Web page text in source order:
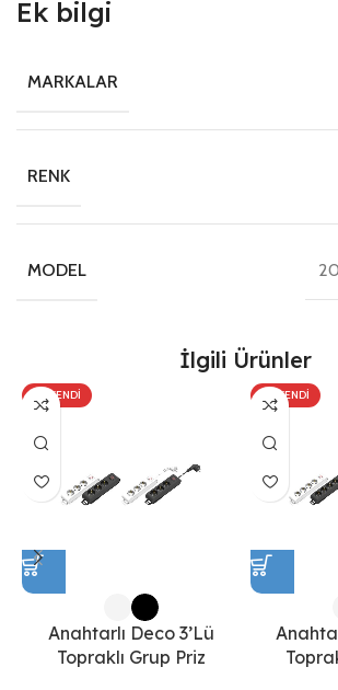
Ek bilgi
MARKALAR
RENK
MODEL
İlgili Ürünler
TÜKENDI
Anahtarlı Deco 3’Lü
Topraklı Grup Priz
TÜKENDI